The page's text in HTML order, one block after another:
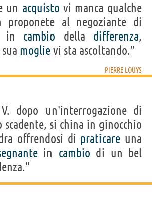
un acquisto vi manca qualche
proponete al negoziante di
in cambio della differenza,
moglievi sta ascoltando.”
PIERRE LOUYS
dopo un'interrogazione di
scadente, si china in ginocchio
offrendosi di praticare una
in cambio di un bel